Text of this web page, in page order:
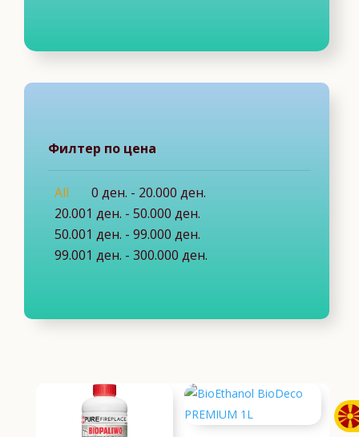
Филтер по цена
All 0 ден. - 20.000 ден.
20.001 ден. - 50.000 ден.
50.001 ден. - 99.000 ден.
99.001 ден. - 300.000 ден.